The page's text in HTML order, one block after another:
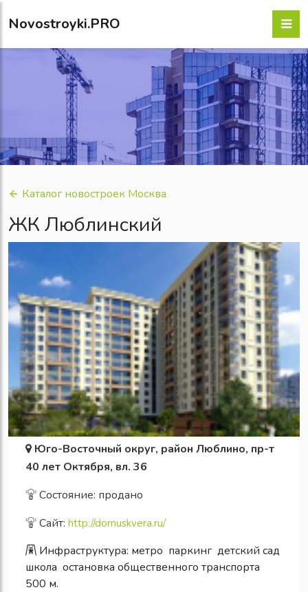
Novostroyki.PRO
Каталог новостроек Москва
ЖК Люблинский
Юго-Восточный округ, район Люблино, пр-т
40 лет Октября, вл. 36
Состояние: продано
Сайт: http://domuskvera.ru/
Инфраструктура: метро паркинг детский сад
школа остановка общественного транспорта
500 м.